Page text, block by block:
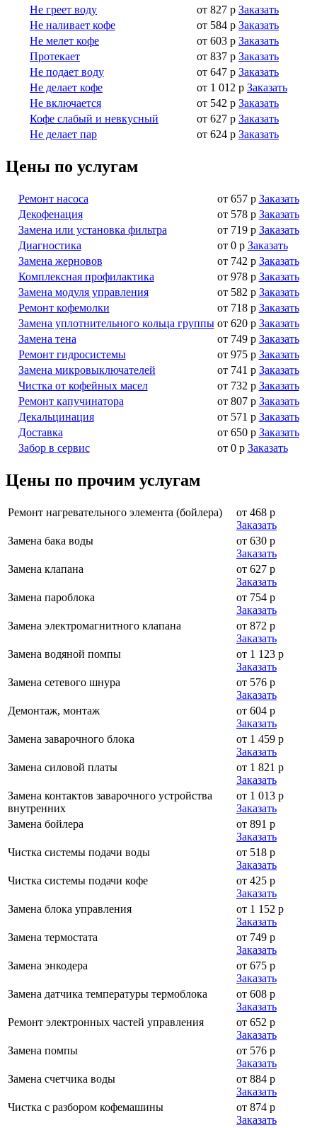
Не греет воду от 827 р Заказать
Не наливает кофе
от 584 р Заказать
Не мелет кофе
от 603 р Заказать
Протекает
от 837 р Заказать
Не подает воду
от 647 р Заказать
Не делает кофе
от 1 012 р Заказать
Не включается
от 542 р Заказать
Кофе слабый и невкусный
от 627 р Заказать
Не делает пар
от 624 р Заказать
Цены по услугам
Ремонт насоса от 657 р Заказать
Декофенация
от 578 р Заказать
Замена или установка фильтра
от 719 р Заказать
Диагностика
от 0 р Заказать
Замена жерновов
от 742 р Заказать
Комплексная профилактика
от 978 р Заказать
Замена модуля управления
от 582 р Заказать
Ремонт кофемолки
от 718 р Заказать
Замена уплотнительного кольца группы от 620 р Заказать
Замена тена
от 749 р Заказать
Ремонт гидросистемы
от 975 р Заказать
Замена микровыключателей
от 741 р Заказать
Чистка от кофейных масел
от 732 р Заказать
Ремонт капучинатора
от 807 р Заказать
Декальцинация
от 571 р Заказать
Доставка
от 650 р Заказать
Забор в сервис
от 0 р Заказать
Цены по прочим услугам
Ремонт нагревательного элемента (бойлера)
от 468 р
Заказать
Замена бака воды
от 630 р
Заказать
Замена клапана
от 627 р
Заказать
Замена пароблока
от 754 р
Заказать
Замена электромагнитного клапана
от 872 р
Заказать
Замена водяной помпы
от 1 123 р
Заказать
Замена сетевого шнура
от 576 р
Заказать
Демонтаж, монтаж
от 604 р
Заказать
Замена заварочного блока
от 1 459 р
Заказать
Замена силовой платы
от 1 821 р
Заказать
Замена контактов заварочного устройства
внутренних
от 1 013 р
Заказать
Замена бойлера
от 891 р
Заказать
Чистка системы подачи воды
от 518 р
Заказать
Чистка системы подачи кофе
от 425 р
Заказать
Замена блока управления
от 1 152 р
Заказать
Замена термостата
от 749 р
Заказать
Замена энкодера
от 675 р
Заказать
Замена датчика температуры термоблока
от 608 р
Заказать
Ремонт электронных частей управления
от 652 р
Заказать
Замена помпы
от 576 р
Заказать
Замена счетчика воды
от 884 р
Заказать
Чистка с разбором кофемашины
от 874 р
Заказать